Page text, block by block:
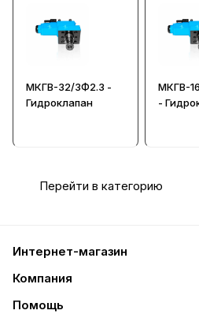
МКГВ-32/3Ф2.3 -
Гидроклапан
МКГВ-
-
Перейти в категорию
Интернет-магазин
Компания
Помощь